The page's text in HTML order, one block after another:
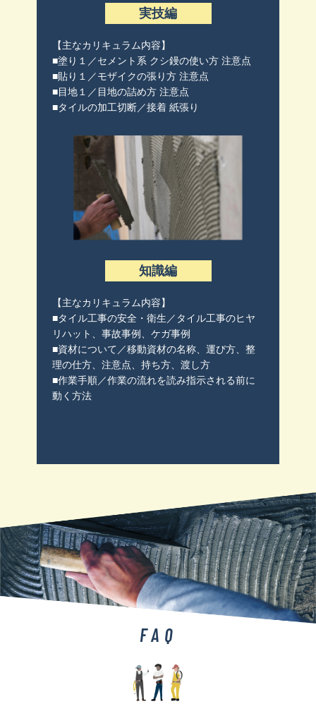
実技編
【主なカリキュラム内容】
■塗り１／セメント系 クシ鏝の使い方 注意点
■貼り１／モザイクの張り方 注意点
■目地１／目地の詰め方 注意点
■タイルの加工切断／接着 紙張り
知識編
【主なカリキュラム内容】
■タイル工事の安全・衛生／タイル工事のヒヤ
リハット、事故事例、ケガ事例
■資材について／移動資材の名称、運び方、整
理の仕方、注意点、持ち方、渡し方
■作業手順／作業の流れを読み指示される前に
動く方法
FAQ